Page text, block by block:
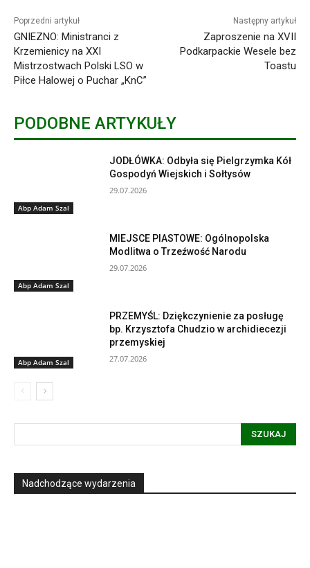
Poprzedni artykuł
GNIEZNO: Ministranci z
Krzemienicy na XXI
Mistrzostwach Polski LSO w
Piłce Halowej o Puchar „KnC”
Następny artykuł
Zaproszenie na XVII
Podkarpackie Wesele bez
Toastu
PODOBNE ARTYKUŁY
Abp Adam Szal
JODŁÓWKA: Odbyła się Pielgrzymka Kół
Gospodyń Wiejskich i Sołtysów
29.07.2026
Abp Adam Szal
MIEJSCE PIASTOWE: Ogólnopolska
Modlitwa o Trzeźwość Narodu
29.07.2026
Abp Adam Szal
PRZEMYŚL: Dziękczynienie za posługę
bp. Krzysztofa Chudzio w archidiecezji
przemyskiej
27.07.2026
SZUKAJ
Nadchodzące wydarzenia